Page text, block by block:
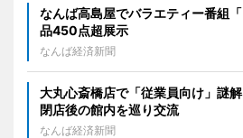
なんば高島屋でバラエティー番組
品450点超展示
なんば経済新聞
大丸心斎橋店で「従業員向け」
閉店後の館内を巡り交流
なんば経済新聞